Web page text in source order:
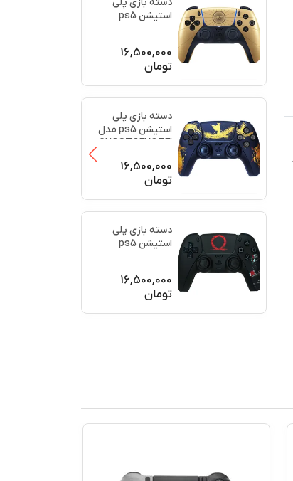
استیشن ps5
16,500,000
تومان
دسته بازی پلی
استیشن ps5 مدل
GHOSTOFYOTEI
16,500,000
تومان
دسته بازی پلی
استیشن ps5
16,500,000
تومان